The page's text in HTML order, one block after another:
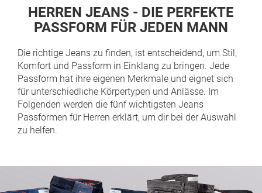
HERREN JEANS - DIE PERFEKTE
PASSFORM FÜR JEDEN MANN
Die richtige Jeans zu finden, ist entscheidend, um Stil,
Komfort und Passform in Einklang zu bringen. Jede
Passform hat ihre eigenen Merkmale und eignet sich
für unterschiedliche Körpertypen und Anlässe. Im
Folgenden werden die fünf wichtigsten Jeans
Passformen für Herren erklärt, um dir bei der Auswahl
zu helfen.